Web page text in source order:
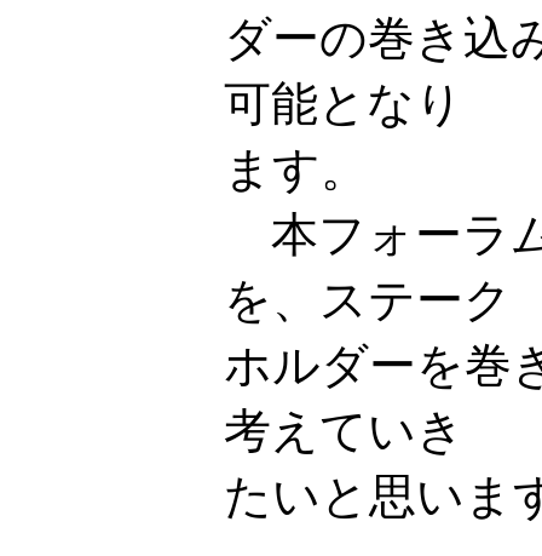
ダーの巻き込
可能となり
ます。
本フォーラ
を、ステーク
ホルダーを巻
考えていき
たいと思いま